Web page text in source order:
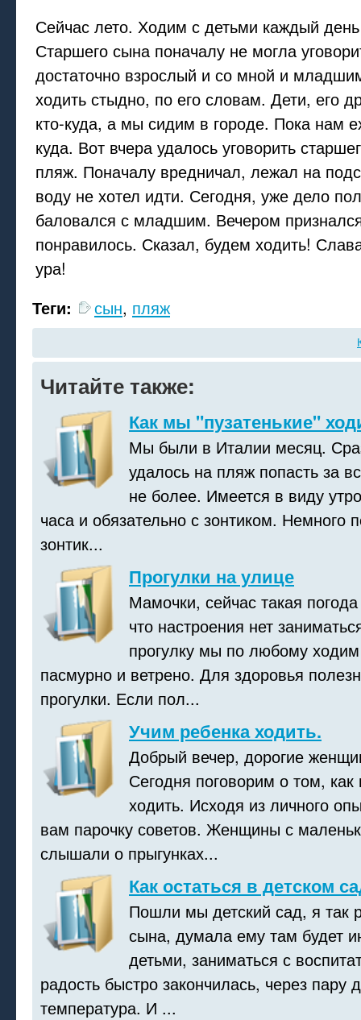
Сейчас лето. Ходим с детьми каждый
Старшего сына поначалу не могла
достаточно взрослый и со мной и
ходить стыдно, по его словам. Дети, его
кто-куда, а мы сидим в городе. Пока нам
куда. Вот вчера удалось уговорить
пляж. Поначалу вредничал, лежал на
воду не хотел идти. Сегодня, уже дело
баловался с младшим. Вечером
понравилось. Сказал, будем ходить!
ура!
Теги:
сын, пляж
Читайте также:
Как мы "пузатенькие"
Мы были в Италии месяц.
удалось на пляж попасть за
не более. Имеется в виду
часа и обязательно с зонтиком. Немного
зонтик...
Прогулки на улице
Мамочки, сейчас такая
что настроения нет
прогулку мы по любому
пасмурно и ветрено. Для здоровья
прогулки. Если пол...
Учим ребенка ходить.
Добрый вечер, дорогие
Сегодня поговорим о том, как
ходить. Исходя из личного
вам парочку советов. Женщины с
слышали о прыгунках...
Как остаться в детском
Пошли мы детский сад, я так
сына, думала ему там будет
детьми, заниматься с
радость быстро закончилась, через пару
температура. И ...